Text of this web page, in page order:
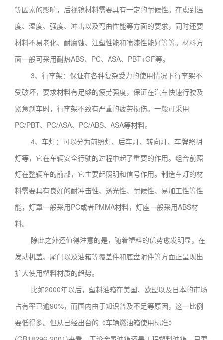
等因素的影响，后视镜材料需要具有一定的耐候性。在虑到温
度、湿度、强度、冲击以及弯曲性能等方面的要求，同时还要
材料不易老化、耐腐蚀、注塑性能和喷漆性能好等等。材料方
面一般可采用耐热ABS、PC、ASA、PBT+GF等。
3、行李架：保证在各种复杂受力的使用情况下行李架不
受破坏，要求材料有足够的疲劳强度，保证在汽车快速行驶及
紧急刹车时，行李架不致有严重的疲劳损伤。一般可采用
PC/PBT、PC/ASA、PC/ABS、ASA等材料。
4、车灯：可以分为前照灯、后车灯、转向灯、车牌照明
灯等，它在车辆安全行驶的过程中起了重要的作用。组合前照
灯在整辆车的前部，它主要起照明和信号作用。制造车灯的材
料需要具有良好的耐冲击性、透光性、耐候性、易加工性等性
能，灯罩一般采用PC或者PMMA材料，灯座一般采用ABS材
料。
除此之外还值得注意的是，随着塑料的优势愈发明显，在
发动机盖、尾门以及油箱等覆盖件和底盘附件等方面正呈现出
扩大使用塑料材质的趋势。
比如2000年以后，塑料油箱在美国、欧盟以及日本的市场
占有率已逾90%，而国内由于知识普及不足等原因，这一比例
要低得多。但从已经出台的《车辆燃油箱使用标准》